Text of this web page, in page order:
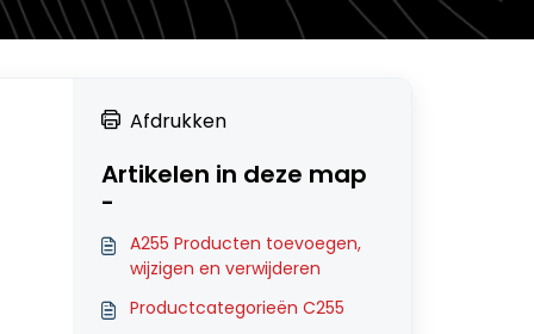
Afdrukken
Artikelen in deze map
-
A255 Producten toevoegen,
wijzigen en verwijderen
Productcategorieën C255